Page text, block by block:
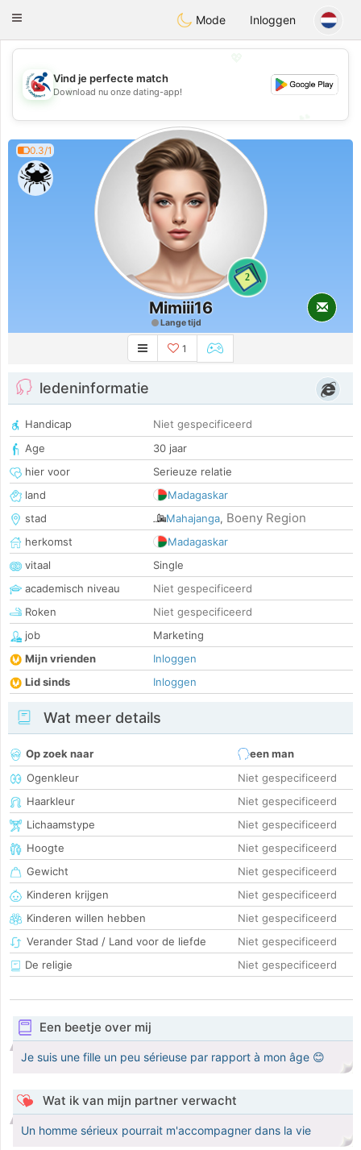
Handi Space
Toggle
Mode Inloggen
💖
💕
💕
Vind je perfecte match
Download nu onze dating-app!
0.3/1
2
Mimiii16
Lange tijd
1
ledeninformatie
Handicap
Niet gespecificeerd
Age
30 jaar
hier voor
Serieuze relatie
land
Madagaskar
stad
Mahajanga, Boeny Region
herkomst
Madagaskar
vitaal
Single
academisch niveau
Niet gespecificeerd
Roken
Niet gespecificeerd
job
Marketing
Mijn vrienden
Inloggen
Lid sinds
Inloggen
Wat meer details
Op zoek naar
een man
Ogenkleur
Niet gespecificeerd
Haarkleur
Niet gespecificeerd
Lichaamstype
Niet gespecificeerd
Hoogte
Niet gespecificeerd
Gewicht
Niet gespecificeerd
Kinderen krijgen
Niet gespecificeerd
Kinderen willen hebben
Niet gespecificeerd
Verander Stad / Land voor de liefde
Niet gespecificeerd
De religie
Niet gespecificeerd
Een beetje over mij
Je suis une fille un peu sérieuse par rapport à mon âge 😊
Wat ik van mijn partner verwacht
Un homme sérieux pourrait m'accompagner dans la vie